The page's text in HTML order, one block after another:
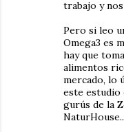
trabajo y
Pero si leo
Omega3 es
hay que
alimentos
mercado, lo
este estudio
gurús de la